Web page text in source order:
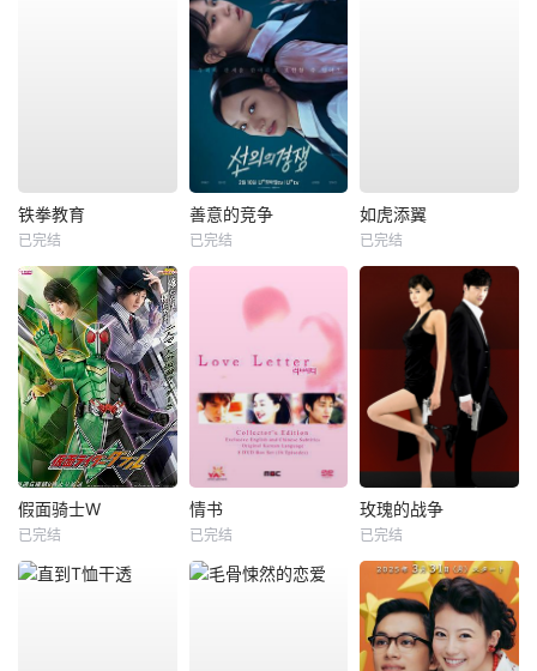
铁拳教育
已完结
善意的竞争
已完结
如虎添翼
已完结
假面骑士W
已完结
情书
已完结
玫瑰的战争
已完结